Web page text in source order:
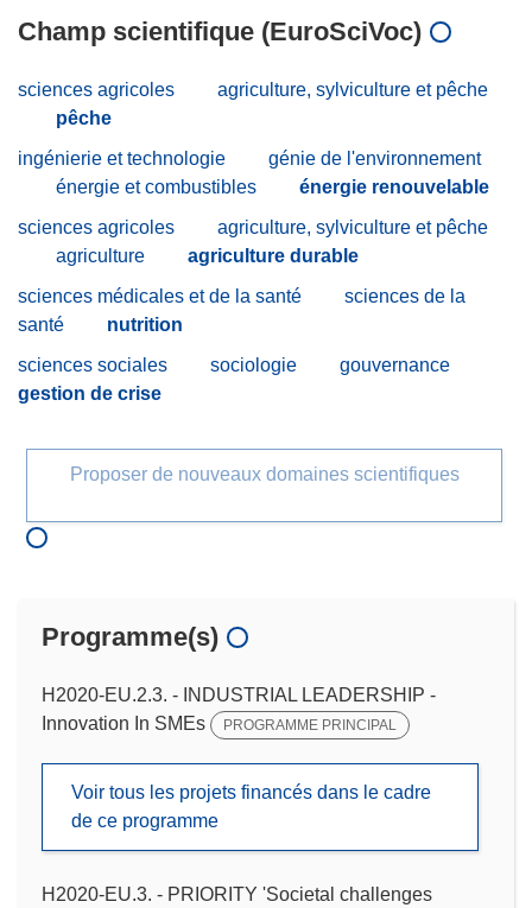
Champ scientifique (EuroSciVoc)
sciences agricoles
agriculture, sylviculture et pêche
pêche
ingénierie et technologie
génie de l'environnement
énergie et combustibles
énergie renouvelable
sciences agricoles
agriculture, sylviculture et pêche
agriculture
agriculture durable
sciences médicales et de la santé
sciences de la
santé
nutrition
sciences sociales
sociologie
gouvernance
gestion de crise
Proposer de nouveaux domaines scientifiques
Programme(s)
H2020-EU.2.3. - INDUSTRIAL LEADERSHIP -
Innovation In SMEs
PROGRAMME PRINCIPAL
Voir tous les projets financés dans le cadre
de ce programme
H2020-EU.3. - PRIORITY 'Societal challenges